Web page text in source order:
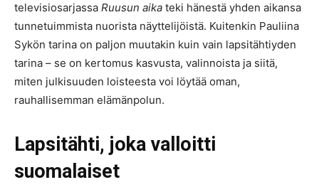
televisiosarjassa Ruusun aika teki hänestä yhden aikansa
tunnetuimmista nuorista näyttelijöistä. Kuitenkin Pauliina
Sykön tarina on paljon muutakin kuin vain lapsitähtiyden
tarina – se on kertomus kasvusta, valinnoista ja siitä,
miten julkisuuden loisteesta voi löytää oman,
rauhallisemman elämänpolun.
Lapsitähti, joka valloitti
suomalaiset